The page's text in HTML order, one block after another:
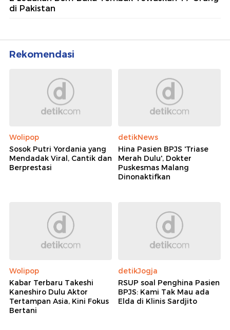
di Pakistan
Rekomendasi
Wolipop
Sosok Putri Yordania yang
Mendadak Viral, Cantik dan
Berprestasi
detikNews
Hina Pasien BPJS 'Triase
Merah Dulu', Dokter
Puskesmas Malang
Dinonaktifkan
Wolipop
Kabar Terbaru Takeshi
Kaneshiro Dulu Aktor
Tertampan Asia, Kini Fokus
Bertani
detikJogja
RSUP soal Penghina Pasien
BPJS: Kami Tak Mau ada
Elda di Klinis Sardjito